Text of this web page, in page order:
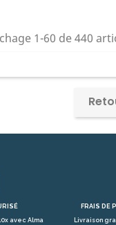
1-60 de 440
avec Alma
FRAIS DE
Livraison